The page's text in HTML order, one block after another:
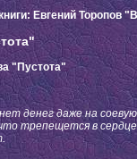
Евгений Торопов
"Пустота"
денег даже на
что трепещется в